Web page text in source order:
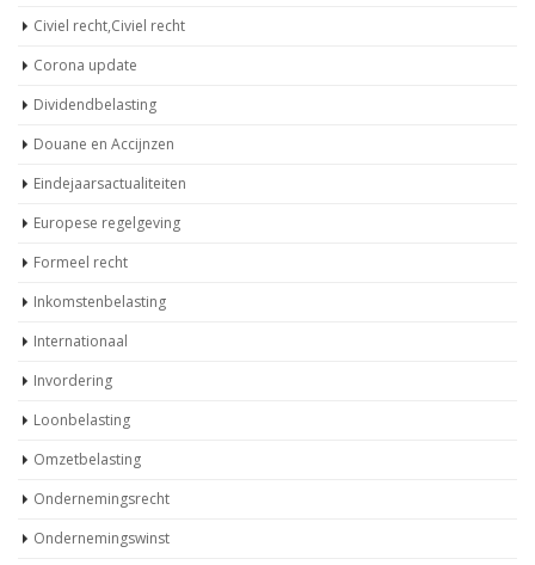
Civiel recht,Civiel recht
Corona update
Dividendbelasting
Douane en Accijnzen
Eindejaarsactualiteiten
Europese regelgeving
Formeel recht
Inkomstenbelasting
Internationaal
Invordering
Loonbelasting
Omzetbelasting
Ondernemingsrecht
Ondernemingswinst